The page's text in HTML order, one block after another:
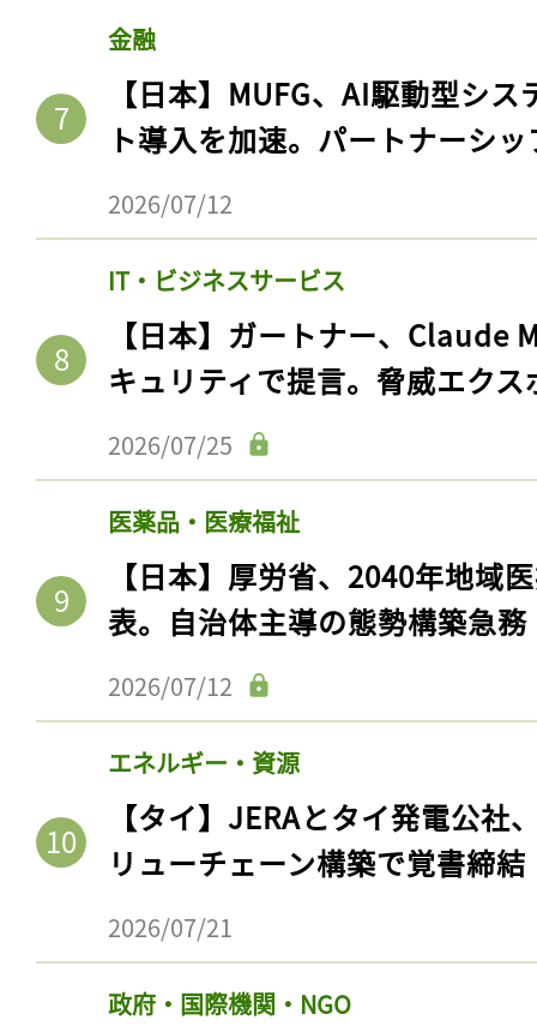
金融
【日本】MUFG、AI駆動型シ
ト導入を加速。パートナーシ
2026/07/12
IT・ビジネスサービス
【日本】ガートナー、Claude
キュリティで提言。脅威エク
2026/07/25
医薬品・医療福祉
【日本】厚労省、2040年地域
表。自治体主導の態勢構築急務
2026/07/12
エネルギー・資源
【タイ】JERAとタイ発電公社
リューチェーン構築で覚書締結
2026/07/21
政府・国際機関・NGO